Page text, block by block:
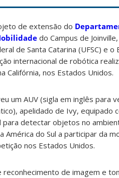
de extensão do
do Campus de
de Santa Catarina (UFSC) e o
internacional de robótica
Califórnia, nos Estados Unidos.
um AUV (sigla em inglês para
apelidado de Ivy, equipado
para detectar objetos no
América do Sul a participar da
nos Estados Unidos.
reconhecimento de imagem e